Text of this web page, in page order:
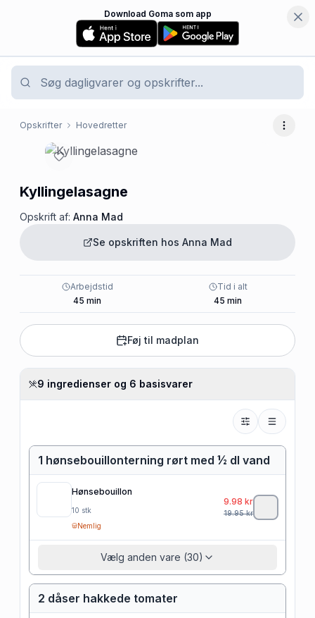
Download Goma som app
Opskrifter Hovedretter Flere
Kyllingelasagne
Opskrift af: Anna Mad
Se opskriften hos Anna Mad
Arbejdstid
45 min
Tid i alt
45 min
Føj til madplan
9 ingredienser og 6 basisvarer
1 hønsebouillonterning rørt med ½ dl vand
Hønsebouillon
10 stk
Nemlig
9.98 kr
19.95kr
Vælg anden vare (30)
2 dåser hakkede tomater